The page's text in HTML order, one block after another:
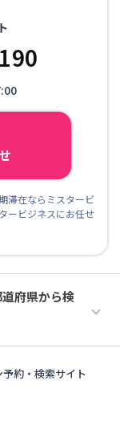
滞在ならミスタービ
ービジネスにお任せ
府県から検
約・検索サイト